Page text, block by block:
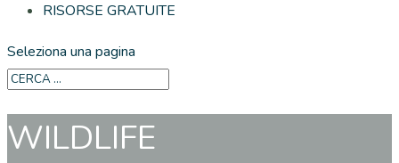
RISORSE GRATUITE
Seleziona una pagina
WILDLIFE